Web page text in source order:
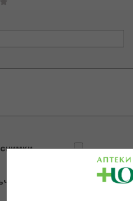
продукта